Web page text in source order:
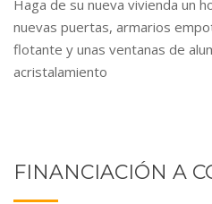
Haga de su nueva vivienda un
nuevas puertas, armarios
flotante y unas ventanas de
acristalamiento
FINANCIACIÓN A